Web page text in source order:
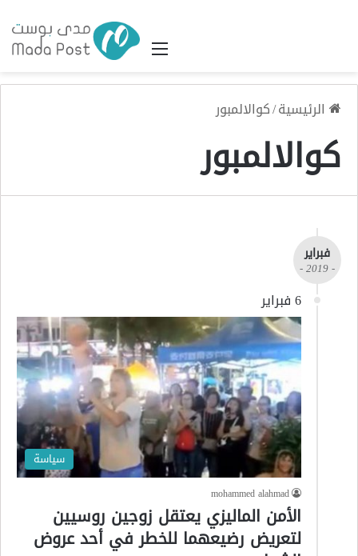
القائمة
الرئيسية/كوالالمبور
كوالالمبور
فبراير
- 2019 -
6 فبراير
سياسة
mohammed alahmad
الأمن الماليزي يعتقل زوجين روسيين
لتعريض رضيعهما للخطر في أحد عروض